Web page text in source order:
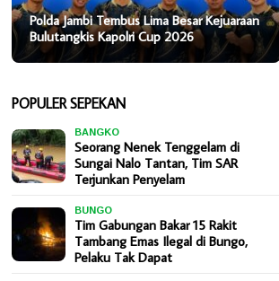
Polda Jambi Tembus Lima Besar Kejuaraan
Bulutangkis Kapolri Cup 2026
POPULER SEPEKAN
BANGKO
Seorang Nenek Tenggelam di
Sungai Nalo Tantan, Tim SAR
Terjunkan Penyelam
BUNGO
Tim Gabungan Bakar 15 Rakit
Tambang Emas Ilegal di Bungo,
Pelaku Tak Dapat